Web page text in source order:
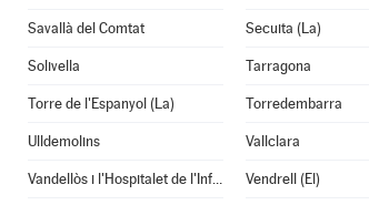
Savallà del Comtat Secuita (La)
Solivella Tarragona
Torre de l'Espanyol (La) Torredembarra
Ulldemolins Vallclara
Vandellòs i l'Hospitalet de l'Infant Vendrell (El)